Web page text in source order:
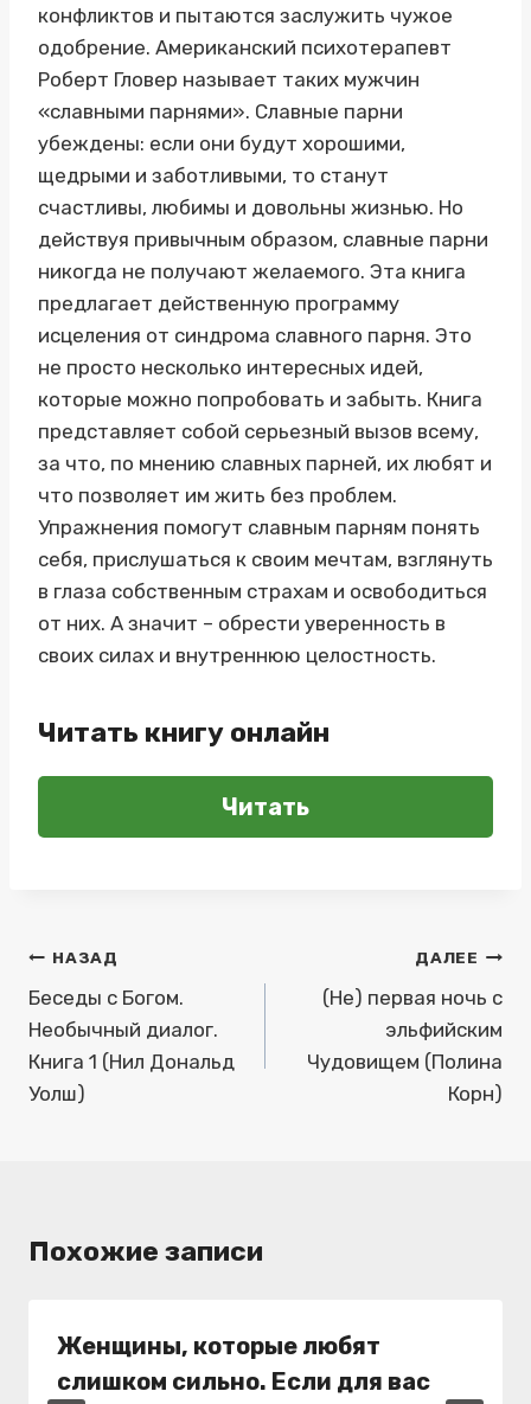
конфликтов и пытаются заслужить чужое
одобрение. Американский психотерапевт
Роберт Гловер называет таких мужчин
«славными парнями». Славные парни
убеждены: если они будут хорошими,
щедрыми и заботливыми, то станут
счастливы, любимы и довольны жизнью. Но
действуя привычным образом, славные парни
никогда не получают желаемого. Эта книга
предлагает действенную программу
исцеления от синдрома славного парня. Это
не просто несколько интересных идей,
которые можно попробовать и забыть. Книга
представляет собой серьезный вызов всему,
за что, по мнению славных парней, их любят и
что позволяет им жить без проблем.
Упражнения помогут славным парням понять
себя, прислушаться к своим мечтам, взглянуть
в глаза собственным страхам и освободиться
от них. А значит – обрести уверенность в
своих силах и внутреннюю целостность.
Читать книгу онлайн
Читать
Навигация
по
записям
НАЗАД
Беседы с Богом.
Необычный диалог.
Книга 1 (Нил Дональд
Уолш)
ДАЛЕЕ
(Не) первая ночь с
эльфийским
Чудовищем (Полина
Корн)
Похожие записи
Женщины, которые любят
слишком сильно. Если для вас